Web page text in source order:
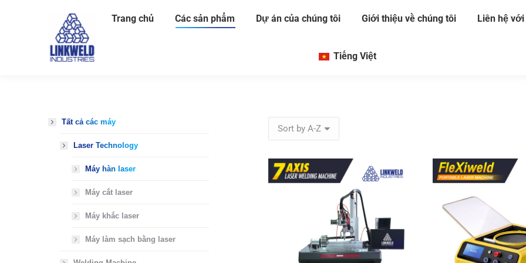
Trang chủ Các sản phẩm Dự án của chúng tôi Giới thiệu về chúng tôi Liên hệ
Tiếng Việt
Tất cả các máy
Laser Technology
Máy hàn laser
Máy cắt laser
Máy khắc laser
Máy làm sạch bằng laser